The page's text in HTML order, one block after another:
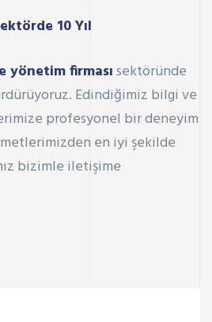
10 Yıl
yönetim firmasısektöründe
Edindiğimiz bilgi ve
profesyonel bir deneyim
en iyi şekilde
bizimle iletişime